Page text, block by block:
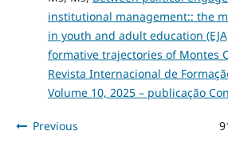
institutional management:: the
in youth and adult education
formative trajectories of Montes
Revista Internacional de
Volume 10, 2025 – publicação
Previous